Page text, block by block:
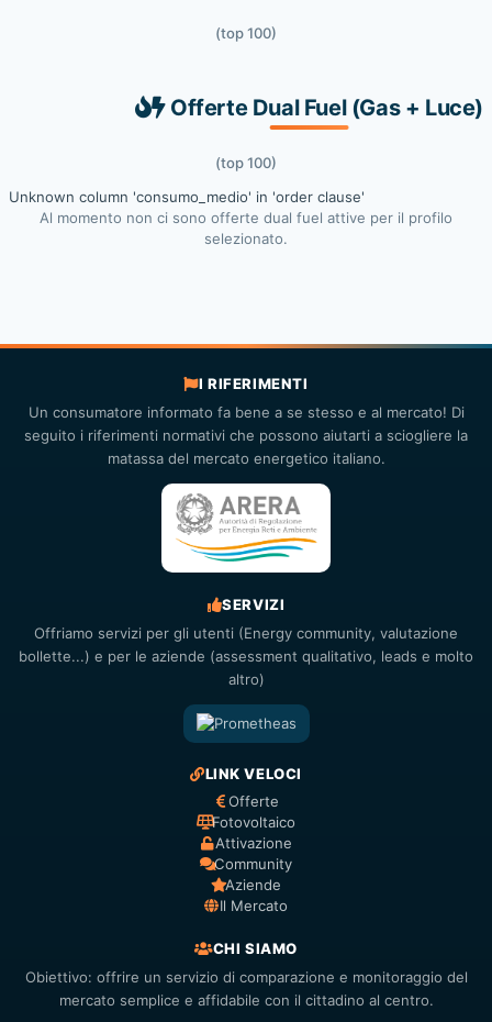
(top 100)
Offerte Dual Fuel (Gas + Luce)
(top 100)
Unknown column 'consumo_medio' in 'order clause'
Al momento non ci sono offerte dual fuel attive per il profilo
selezionato.
I RIFERIMENTI
Un consumatore informato fa bene a se stesso e al mercato! Di
seguito i riferimenti normativi che possono aiutarti a sciogliere la
matassa del mercato energetico italiano.
SERVIZI
Offriamo servizi per gli utenti (Energy community, valutazione
bollette...) e per le aziende (assessment qualitativo, leads e molto
altro)
LINK VELOCI
Offerte
Fotovoltaico
Attivazione
Community
Aziende
Il Mercato
CHI SIAMO
Obiettivo: offrire un servizio di comparazione e monitoraggio del
mercato semplice e affidabile con il cittadino al centro.